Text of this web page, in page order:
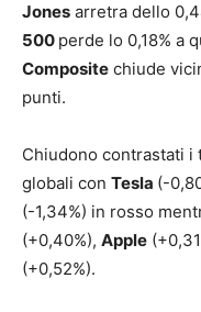
Jones arretra dello
500 perde lo 0,18% a
Composite chiude
punti.
Chiudono contrastati
globali con Tesla (-
(-1,34%) in rosso
(+0,40%), Apple
(+0,52%).